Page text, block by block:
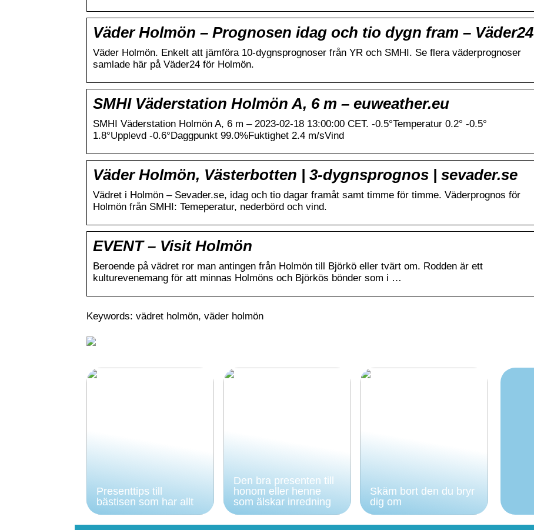
Väder Holmön – Prognosen idag och tio dygn fram – Väder24
Väder Holmön. Enkelt att jämföra 10-dygnsprognoser från YR och SMHI. Se flera väderprognoser
samlade här på Väder24 för Holmön.
SMHI Väderstation Holmön A, 6 m – euweather.eu
SMHI Väderstation Holmön A, 6 m – 2023-02-18 13:00:00 CET. -0.5°Temperatur 0.2° -0.5°
1.8°Upplevd -0.6°Daggpunkt 99.0%Fuktighet 2.4 m/sVind
Väder Holmön, Västerbotten | 3-dygnsprognos | sevader.se
Vädret i Holmön – Sevader.se, idag och tio dagar framåt samt timme för timme. Väderprognos för
Holmön från SMHI: Temeperatur, nederbörd och vind.
EVENT – Visit Holmön
Beroende på vädret ror man antingen från Holmön till Björkö eller tvärt om. Rodden är ett
kulturevenemang för att minnas Holmöns och Björkös bönder som i …
Keywords: vädret holmön, väder holmön
Presenttips till
bästisen som har allt
Den bra presenten till
honom eller henne
som älskar inredning
Skäm bort den du bryr
dig om